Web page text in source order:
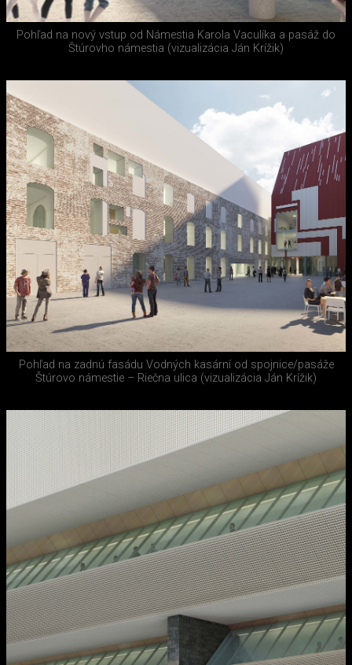
Pohľad na nový vstup od Námestia Karola Vaculíka a pasáž do
Štúrovho námestia (vizualizácia Ján Krížik)
Pohľad na zadnú fasádu Vodných kasární od spojnice/pasáže
Štúrovo námestie – Riečna ulica (vizualizácia Ján Krížik)